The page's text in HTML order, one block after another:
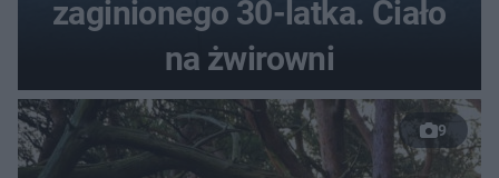
zaginionego 30-latka. Ciało
na żwirowni
9